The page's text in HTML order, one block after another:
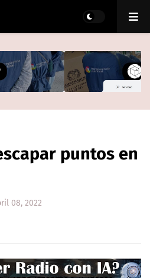
puntos en
08, 2022